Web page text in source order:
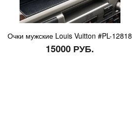
Очки мужские Louis Vuitton #PL-12818
15000 РУБ.